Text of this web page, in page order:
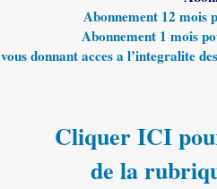
Abonnement 12 mois
Abonnement 1 mois
vous donnant acces a l’integralite
Cliquer ICI
de la